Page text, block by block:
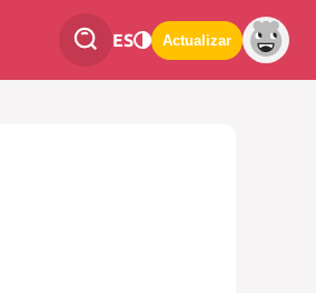
ES Actualizar